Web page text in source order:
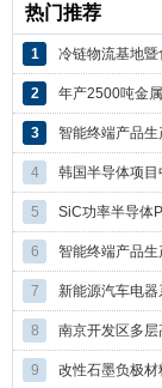
热门推荐
1 冷链物流基地
2 年产2500吨金
3 智能终端产品生
4 韩国半导体项目
5 SiC功率半导体
6 智能终端产品生
7 新能源汽车电器
8 南京开发区多
9 改性石墨负极材